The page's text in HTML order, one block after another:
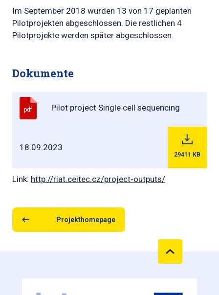
Im September 2018 wurden 13 von 17 geplanten
Pilotprojekten abgeschlossen. Die restlichen 4
Pilotprojekte werden später abgeschlossen.
Dokumente
pdf Pilot project Single cell sequencing
18.09.2023
29411 KB
Link: http://riat.ceitec.cz/project-outputs/
Projekthomepage